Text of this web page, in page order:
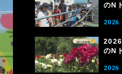
のN
のN